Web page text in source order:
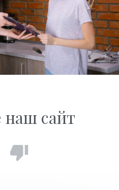
наш сайт